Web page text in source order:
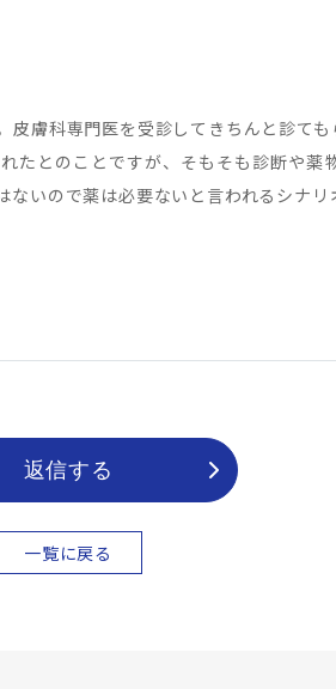
膚科専門医を受診してきちんと診ても
たとのことですが、そもそも診断や薬
いので薬は必要ないと言われるシナリ
返信する
一覧に戻る